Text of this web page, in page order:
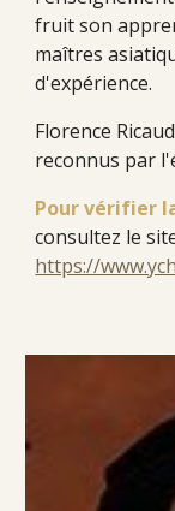
fruit son
maîtres
d'expérience.
Florence
reconnus par
Pour vérifier
consultez le
https://